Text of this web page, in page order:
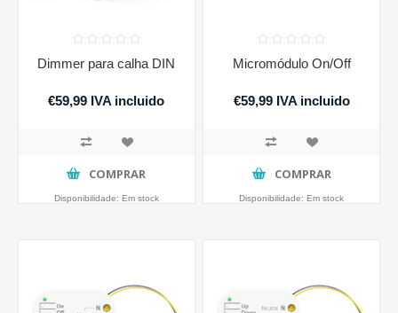
Dimmer para calha DIN
€59,99 IVA incluido
COMPRAR
Disponibilidade: Em stock
Micromódulo On/Off
€59,99 IVA incluido
COMPRAR
Disponibilidade: Em stock